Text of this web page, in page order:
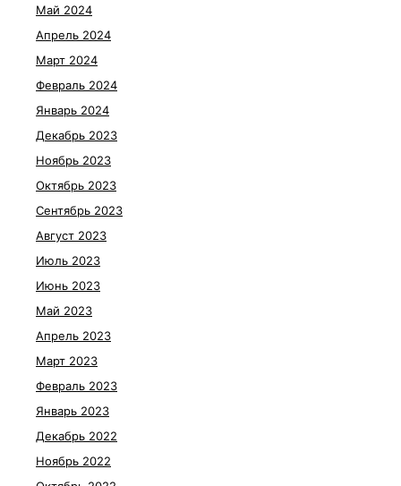
Май 2024
Апрель 2024
Март 2024
Февраль 2024
Январь 2024
Декабрь 2023
Ноябрь 2023
Октябрь 2023
Сентябрь 2023
Август 2023
Июль 2023
Июнь 2023
Май 2023
Апрель 2023
Март 2023
Февраль 2023
Январь 2023
Декабрь 2022
Ноябрь 2022